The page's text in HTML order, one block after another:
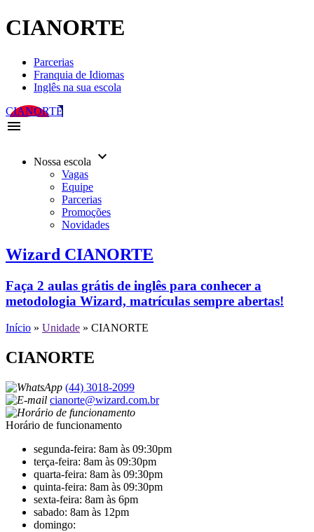
CIANORTE
Parcerias
Franquia de Idiomas
Inglês na sua escola
CIANORTE
menu
Nossa escola keyboard_arrow_down
Vagas
Equipe
Parcerias
Promoções
Novidades
Wizard CIANORTE
Faça 2 aulas grátis de inglês para conhecer a
metodologia Wizard, matrículas sempre abertas!
Início » Unidade » CIANORTE
CIANORTE
(44) 3018-2099
cianorte@wizard.com.br
Horário de funcionamento
segunda-feira: 8am às 09:30pm
terça-feira: 8am às 09:30pm
quarta-feira: 8am às 09:30pm
quinta-feira: 8am às 09:30pm
sexta-feira: 8am às 6pm
sabado: 8am às 12pm
domingo: